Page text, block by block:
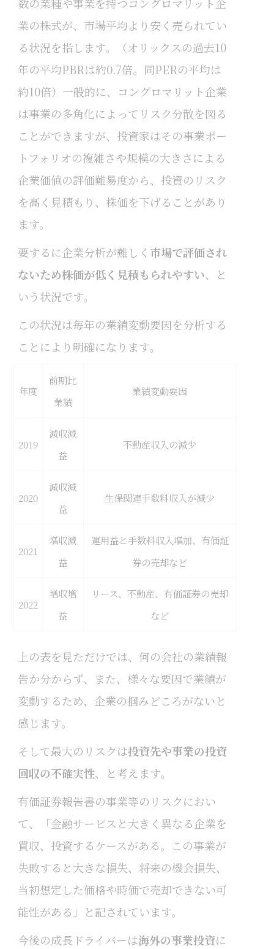
数の業種や事業を持つコングロマリット企
業の株式が、市場平均より安く売られてい
る状況を指します。（オリックスの過去10
年の平均PBRは約0.7倍。同PERの平均は
約10倍）一般的に、コングロマリット企業
は事業の多角化によってリスク分散を図る
ことができますが、投資家はその事業ポー
トフォリオの複雑さや規模の大きさによる
企業価値の評価難易度から、投資のリスク
を高く見積もり、株価を下げることがあり
ます。
要するに企業分析が難しく 市場で評価され
ないため株価が低く見積もられやすい、と
いう状況です。
この状況は毎年の業績変動要因を分析する
ことにより明確になります。
年度
前期比
業績
業績変動要因
2019
減収減
益
不動産収入の減少
2020
減収減
益
生保関連手数料収入が減少
2021
増収減
益
運用益と手数料収入増加、有価証
券の売却など
2022
増収増
益
リース、不動産、有価証券の売却
など
上の表を見ただけでは、何の会社の業績報
告か分からず、また、様々な要因で業績が
変動するため、企業の掴みどころがないと
感じます。
そして最大のリスクは投資先や事業の投資
回収の不確実性、と考えます。
有価証券報告書の事業等のリスクにおい
て、「金融サービスと大きく異なる企業を
買収、投資するケースがある。この事業が
失敗すると大きな損失、将来の機会損失、
当初想定した価格や時価で売却できない可
能性がある」と記されています。
今後の成長ドライバーは海外の事業投資に